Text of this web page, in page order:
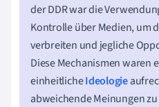
der DDR war die
Kontrolle über Medien, um
verbreiten und jegliche
Diese Mechanismen waren
einheitlicheIdeologie
abweichende Meinungen